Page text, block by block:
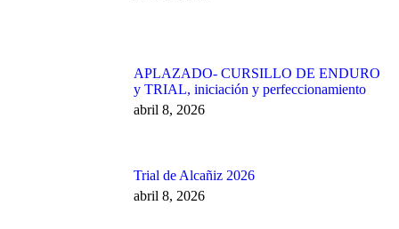
APLAZADO- CURSILLO DE ENDURO
y TRIAL, iniciación y perfeccionamiento
abril 8, 2026
Trial de Alcañiz 2026
abril 8, 2026